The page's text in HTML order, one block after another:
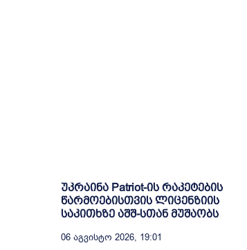
უკრაინა Patriot-ის რაკეტების
წარმოებისთვის ლიცენზიის
საკითხზე აშშ-სთან მუშაობს
06 Აგვისტო 2026, 19:01